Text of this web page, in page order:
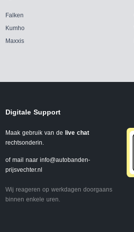
Falken
Kumho
Maxxis
Digitale Support
Maak gebruik van de live chat
rechtsonderin.
of mail naar info@autobanden-
prijsvechter.nl
Wij reageren op werkdagen doorgaans
binnen enkele uren.